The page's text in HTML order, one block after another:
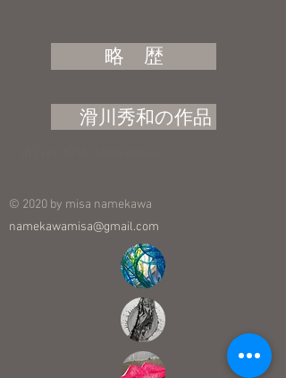
略 歴
滑川秀和の作品
© 2020 by misa namekawa
namekawamisa@gmail.com